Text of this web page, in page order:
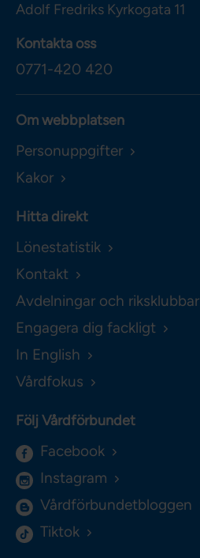
Adolf Fredriks Kyrkogata 11
Kontakta oss
0771-420 420
Om webbplatsen
Personuppgifter
Kakor
Hitta direkt
Lönestatistik
Kontakt
Avdelningar och riksklubbar
Engagera dig fackligt
In English
Vårdfokus
Följ Vårdförbundet
Facebook
Instagram
Vårdförbundetbloggen
Tiktok